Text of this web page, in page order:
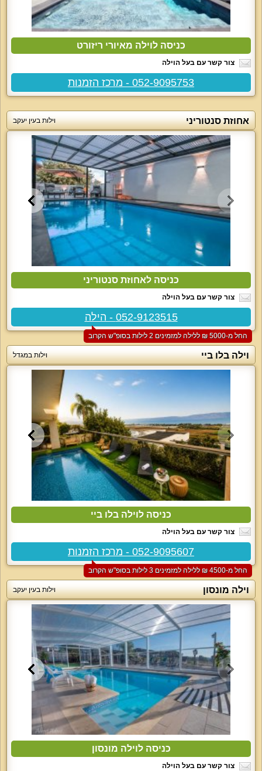
כניסה לוילה מאיורי ריזורט
צור קשר עם בעל הוילה
052-9095753 - מרכז הזמנות
אחוזת סנטוריני וילות בעין יעקב
כניסה לאחוזת סנטוריני
צור קשר עם בעל הוילה
052-9123515 - הילה
החל מ-‏5000 ₪ ללילה למזמינים 2 לילות בסופ"ש הקרוב
וילה בלו ביי וילות במגדל
כניסה לוילה בלו ביי
צור קשר עם בעל הוילה
052-9095607 - מרכז הזמנות
החל מ-‏4500 ₪ ללילה למזמינים 3 לילות בסופ"ש הקרוב
וילה מונסון וילות בעין יעקב
כניסה לוילה מונסון
צור קשר עם בעל הוילה